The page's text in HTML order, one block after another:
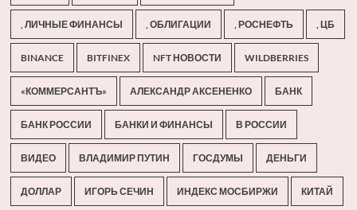
, ЛИЧНЫЕ ФИНАНСЫ , ОБЛИГАЦИИ , РОСНЕФТЬ , ЦБ
BINANCE BITFINEX NFT НОВОСТИ WILDBERRIES
«КОММЕРСАНТЪ» АЛЕКСАНДР АКСЕНЕНКО БАНК
БАНК РОССИИ БАНКИ И ФИНАНСЫ В РОССИИ
ВИДЕО ВЛАДИМИР ПУТИН ГОСДУМЫ ДЕНЬГИ
ДОЛЛАР ИГОРЬ СЕЧИН ИНДЕКС МОСБИРЖИ КИТАЙ